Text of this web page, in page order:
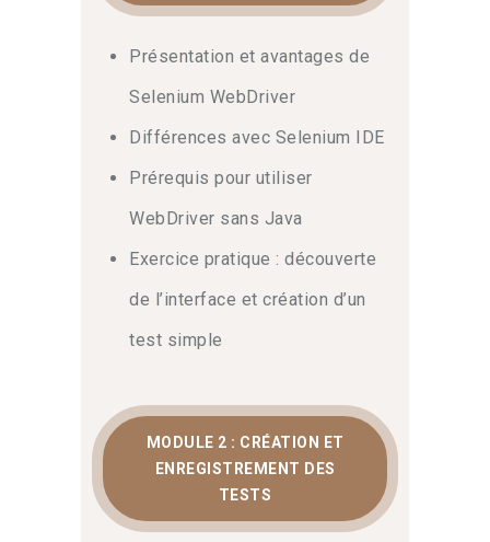
apprentissage. Vostests fonctionnels
sans codeseront fiables. Par ailleurs,
Wikipédia . Enfin, notreméthode
d’automatisationdonne toutes les
Reporting et intégration
En conclusion, vous saurez créer des
scénarios. De surcroît, vous analyserez
les rapports pour assurer une qualité
Présentation et avantages de
Selenium WebDriver
Différences avec Selenium IDE
Prérequis pour utiliser
WebDriver sans Java
Exercice pratique : découverte
de l’interface et création d’un
test simple
MODULE 2 : CRÉATION ET
ENREGISTREMENT DES
TESTS